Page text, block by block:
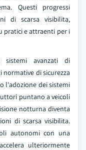
Questi progressi
di scarsa visibilita,
pratici e attraenti per i
sistemi avanzati di
normative di sicurezza
l'adozione dei sistemi
puntano a veicoli
notturna diventa
di scarsa visibilita.
autonomi con una
ulteriormente